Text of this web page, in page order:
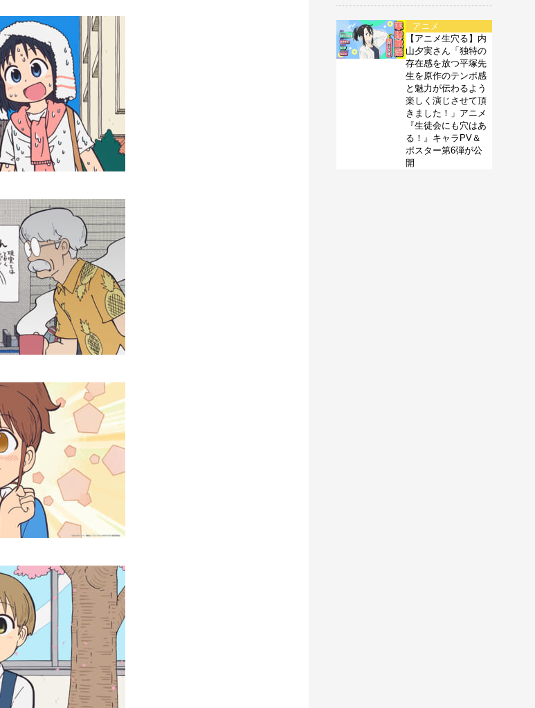
アニメ
【アニメ生穴る】内
山夕実さん「独特の
存在感を放つ平塚先
生を原作のテンポ感
と魅力が伝わるよう
楽しく演じさせて頂
きました！」アニメ
『生徒会にも穴はあ
る！』キャラPV＆
ポスター第6弾が公
開